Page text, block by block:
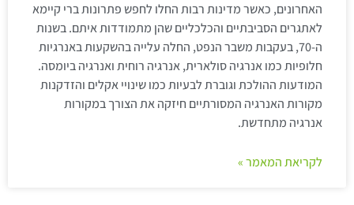
האחרונים, כאשר מדינות רבות החלו לחפש פתרונות ברי קיימא
לאתגרים הסביבתיים והכלכליים שהן מתמודדות איתם. בשנות
ה-70, בעקבות משבר הנפט, החלה עלייה בהשקעות באנרגיות
חלופיות כמו אנרגיה סולארית, אנרגיה רוחית ואנרגיה ביומסה.
המודעות ההולכת וגוברת לבעיות כמו שינויי אקלים והזדקנות
מקורות האנרגיה המסורתיים חיזקה את הצורך במקורות
אנרגיה מתחדשת.
לקריאת המאמר »